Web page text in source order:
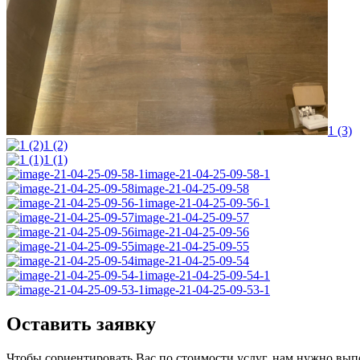
1 (3)
1 (2)
1 (1)
image-21-04-25-09-58-1
image-21-04-25-09-58
image-21-04-25-09-56-1
image-21-04-25-09-57
image-21-04-25-09-56
image-21-04-25-09-55
image-21-04-25-09-54
image-21-04-25-09-54-1
image-21-04-25-09-53-1
Оставить заявку